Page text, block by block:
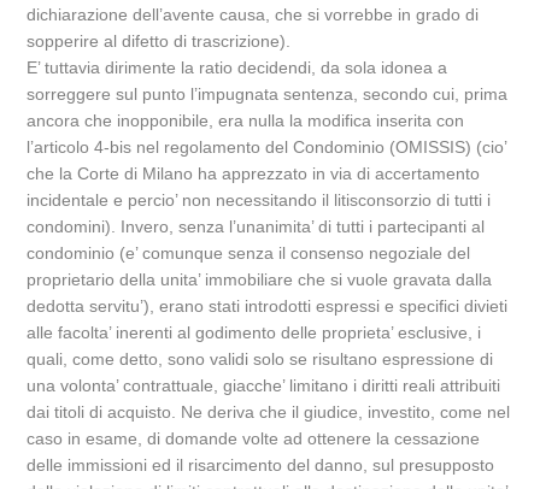
dichiarazione dell’avente causa, che si vorrebbe in grado di
sopperire al difetto di trascrizione).
E’ tuttavia dirimente la ratio decidendi, da sola idonea a
sorreggere sul punto l’impugnata sentenza, secondo cui, prima
ancora che inopponibile, era nulla la modifica inserita con
l’articolo 4-bis nel regolamento del Condominio (OMISSIS) (cio’
che la Corte di Milano ha apprezzato in via di accertamento
incidentale e percio’ non necessitando il litisconsorzio di tutti i
condomini). Invero, senza l’unanimita’ di tutti i partecipanti al
condominio (e’ comunque senza il consenso negoziale del
proprietario della unita’ immobiliare che si vuole gravata dalla
dedotta servitu’), erano stati introdotti espressi e specifici divieti
alle facolta’ inerenti al godimento delle proprieta’ esclusive, i
quali, come detto, sono validi solo se risultano espressione di
una volonta’ contrattuale, giacche’ limitano i diritti reali attribuiti
dai titoli di acquisto. Ne deriva che il giudice, investito, come nel
caso in esame, di domande volte ad ottenere la cessazione
delle immissioni ed il risarcimento del danno, sul presupposto